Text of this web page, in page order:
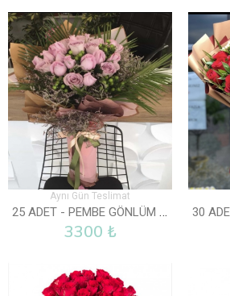
Aynı Gün Teslimat
25 ADET - PEMBE GÖNLÜM SENDE
3300 ₺